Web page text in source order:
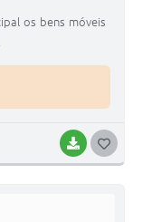
BAIXAR
os bens móveis